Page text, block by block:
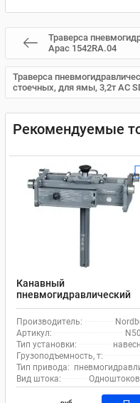
Траверса
Apac 1542RA.04
Траверса
стоечных, для ямы, 3,2т AC
Рекомендуемые
Канавный
пневмогидравлический
подъемник 15 т, навесной
одноштоковый N501T
Nordberg
Производитель:
Артикул:
Тип установки:
Грузоподъемность, т:
Тип привода:
Вид штока: